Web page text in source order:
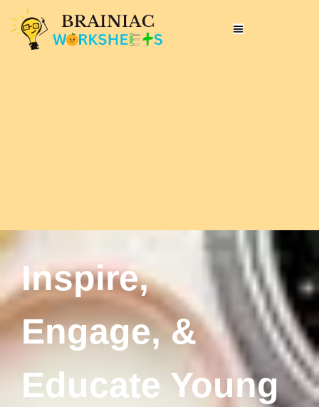
Inspire,
Engage, &
Educate Young